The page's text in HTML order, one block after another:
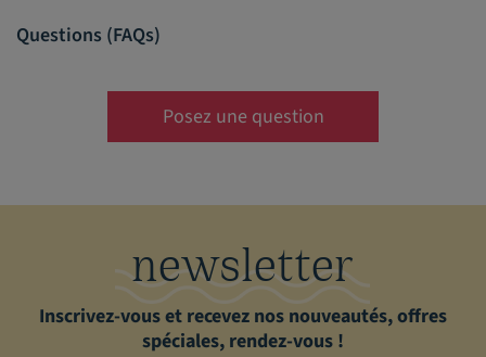
Questions (FAQs)
Posez une question
newsletter
Inscrivez-vous et recevez nos nouveautés, offres
spéciales, rendez-vous !